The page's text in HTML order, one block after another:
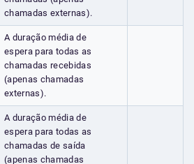
chamadas externas).
A duração média de
espera para todas as
chamadas recebidas
(apenas chamadas
externas).
A duração média de
espera para todas as
chamadas de saída
(apenas chamadas